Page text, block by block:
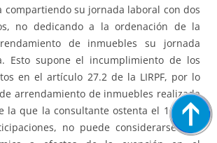
compartiendo su jornada laboral con dos
no dedicando a la ordenación de la
de inmuebles su jornada
Esto supone el incumplimiento de los
en el artículo 27.2 de la LIRPF, por lo
arrendamiento de inmuebles realizada
la que la consultante ostenta el 100 por
no puede considerarse una